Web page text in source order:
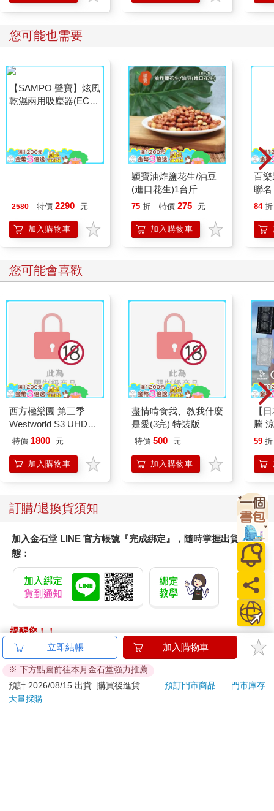
學方法
您可能也需要
W25171TL)
2580 特價 2290 元
加入購物車
穎寶油炸鹽花生/油豆
(進口花生)1台斤
75 折 特價 275 元
加入購物車
百
聯
84 折
您可能會喜歡
西方極樂園 第三季
Westworld S3 UHD＋
BD 六碟限定版
特價 1800 元
加入購物車
盡情啃食我、教我什麼
是愛(3完) 特裝版
特價 500 元
加入購物車
【
騰
涼
毛巾
59 折
訂購/退換貨須知
加入金石堂 LINE 官方帳號『完成綁定』，隨時掌握出貨動
態：
提醒您！！
金石堂及銀行均不會請您操作ATM! 如接獲電話要求您前往
ATM提款機，請不要聽從指示，以免受騙上當！
退換貨須知：
**提醒您，鑑賞期不等於試用期，退回商品須為全新狀態**
立即結帳 加入購物車
※ 下方點圖前往本月金石堂強力推薦
預計 2026/08/15 出貨
購買後進貨 預訂門市商品
門市庫存
大量採購